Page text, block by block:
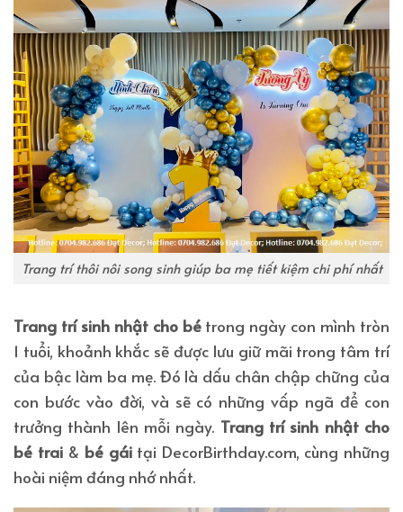
Trang trí thôi nôi song sinh giúp ba mẹ tiết kiệm chi phí nhất
Trang trí sinh nhật cho bétrong ngày con mình tròn
1 tuổi, khoảnh khắc sẽ được lưu giữ mãi trong tâm trí
của bậc làm ba mẹ. Đó là dấu chân chập chững của
con bước vào đời, và sẽ có những vấp ngã để con
trưởng thành lên mỗi ngày. Trang trí sinh nhật cho
bé trai& bé gáitại DecorBirthday.com, cùng những
hoài niệm đáng nhớ nhất.